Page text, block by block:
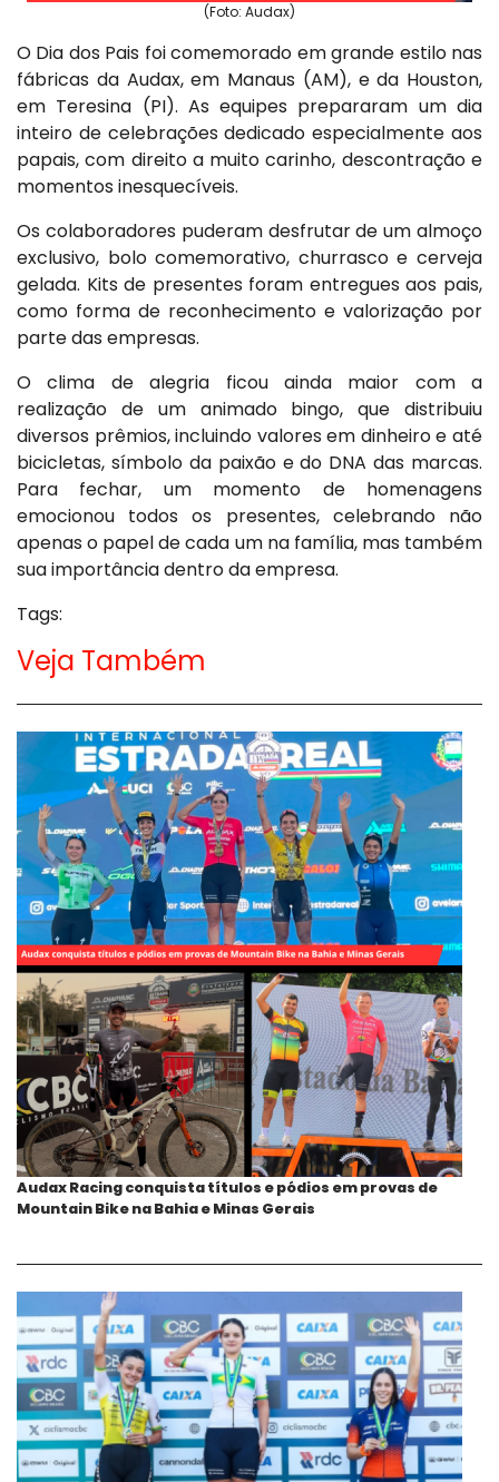
(Foto: Audax)
O Dia dos Pais foi comemorado em grande estilo nas
fábricas da Audax, em Manaus (AM), e da Houston,
em Teresina (PI). As equipes prepararam um dia
inteiro de celebrações dedicado especialmente aos
papais, com direito a muito carinho, descontração e
momentos inesquecíveis.
Os colaboradores puderam desfrutar de um almoço
exclusivo, bolo comemorativo, churrasco e cerveja
gelada. Kits de presentes foram entregues aos pais,
como forma de reconhecimento e valorização por
parte das empresas.
O clima de alegria ficou ainda maior com a
realização de um animado bingo, que distribuiu
diversos prêmios, incluindo valores em dinheiro e até
bicicletas, símbolo da paixão e do DNA das marcas.
Para fechar, um momento de homenagens
emocionou todos os presentes, celebrando não
apenas o papel de cada um na família, mas também
sua importância dentro da empresa.
Tags:
Veja Também
Audax Racing conquista títulos e pódios em provas de
Mountain Bike na Bahia e Minas Gerais